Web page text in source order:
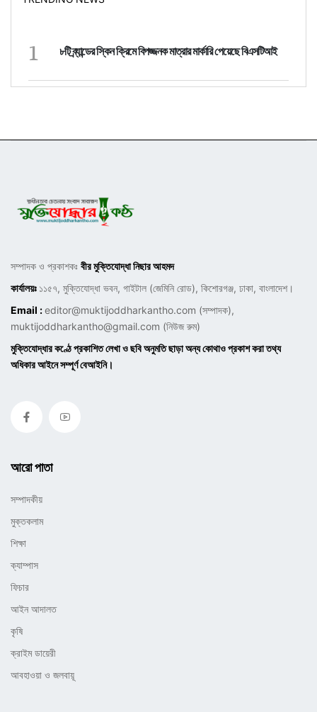
1 ৮টি ব্র্যান্ডের স্কিন ক্রিমে বিপজ্জনক মাত্রার মার্কারি পেয়েছে বিএসটিআই
সম্পাদক ও প্রকাশকঃ বীর মুক্তিযোদ্ধা নিছার আহমদ
কার্যালয়ঃ ১১৫৭, মুক্তিযোদ্ধা ভবন, গাইটাল (জেমিনি রোড), কিশোরগঞ্জ, ঢাকা, বাংলাদেশ।
Email :editor@muktijoddharkantho.com (সম্পাদক),
muktijoddharkantho@gmail.com (নিউজ রুম)
মুক্তিযোদ্ধার কণ্ঠে প্রকাশিত লেখা ও ছবি অনুমতি ছাড়া অন্য কোথাও প্রকাশ করা তথ্য
অধিকার আইনে সম্পূর্ণ বেআইনি।
আরো পাতা
সম্পাদকীয়
মুক্তকলাম
শিক্ষা
ক্যাম্পাস
ফিচার
আইন আদালত
কৃষি
ক্রাইম ডায়েরী
আবহাওয়া ও জলবায়ূ